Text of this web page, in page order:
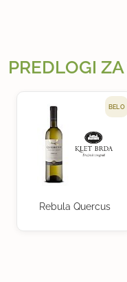
PREDLOGI
BELO
Rebula Quercus